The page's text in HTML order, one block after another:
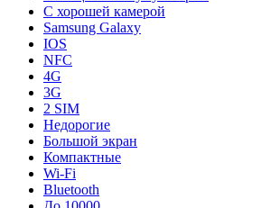
С хорошей камерой
Samsung Galaxy
IOS
NFC
4G
3G
2 SIM
Недорогие
Большой экран
Компактные
Wi-Fi
Bluetooth